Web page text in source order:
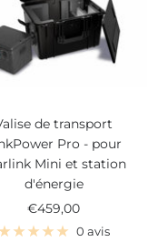
de transport
Pro - pour
Mini et station
d'énergie
Prix
de
€459,00
0 avis